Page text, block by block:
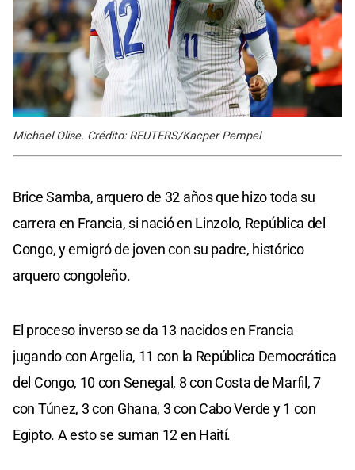
Michael Olise. Crédito: REUTERS/Kacper Pempel
Brice Samba, arquero de 32 años que hizo toda su
carrera en Francia, si nació en Linzolo, República del
Congo, y emigró de joven con su padre, histórico
arquero congoleño.
El proceso inverso se da 13 nacidos en Francia
jugando con Argelia, 11 con la República Democrática
del Congo, 10 con Senegal, 8 con Costa de Marfil, 7
con Túnez, 3 con Ghana, 3 con Cabo Verde y 1 con
Egipto. A esto se suman 12 en Haití.